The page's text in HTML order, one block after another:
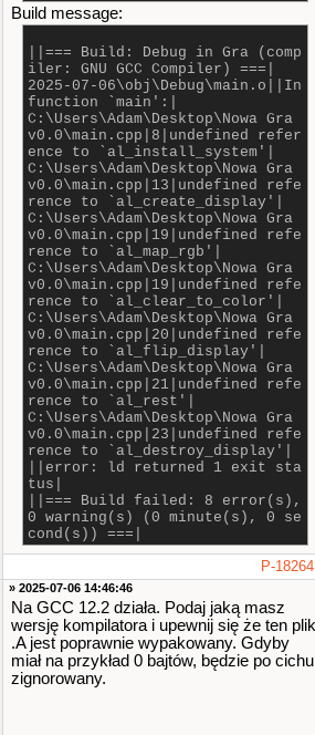
Build message:
||=== Build: Debug in Gra (comp
iler: GNU GCC Compiler) ===|
2025-07-06\obj\Debug\main.o||In
function `main':|
C:\Users\Adam\Desktop\Nowa Gra
v0.0\main.cpp|8|undefined refer
ence to `al_install_system'|
C:\Users\Adam\Desktop\Nowa Gra
v0.0\main.cpp|13|undefined refe
rence to `al_create_display'|
C:\Users\Adam\Desktop\Nowa Gra
v0.0\main.cpp|19|undefined refe
rence to `al_map_rgb'|
C:\Users\Adam\Desktop\Nowa Gra
v0.0\main.cpp|19|undefined refe
rence to `al_clear_to_color'|
C:\Users\Adam\Desktop\Nowa Gra
v0.0\main.cpp|20|undefined refe
rence to `al_flip_display'|
C:\Users\Adam\Desktop\Nowa Gra
v0.0\main.cpp|21|undefined refe
rence to `al_rest'|
C:\Users\Adam\Desktop\Nowa Gra
v0.0\main.cpp|23|undefined refe
rence to `al_destroy_display'|
||error: ld returned 1 exit sta
tus|
||=== Build failed: 8 error(s),
0 warning(s) (0 minute(s), 0 se
cond(s)) ===|
P-
» 2025-07-06 14:46:46
Na GCC 12.2 działa. Podaj jaką masz
wersję kompilatora i upewnij się że ten plik
.A jest poprawnie wypakowany. Gdyby
miał na przykład 0 bajtów, będzie po cichu
zignorowany.